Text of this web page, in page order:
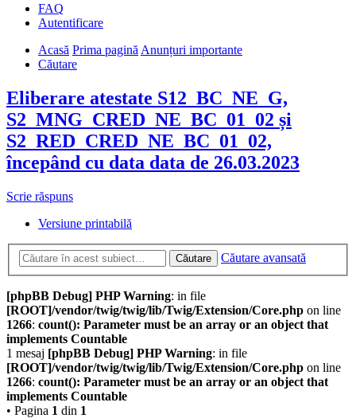
FAQ
Autentificare
Acasă Prima paginăAnunțuri importante
Căutare
Eliberare atestate S12_BC_NE_G,
S2_MNG_CRED_NE_BC_01_02 și
S2_RED_CRED_NE_BC_01_02,
începând cu data data de 26.03.2023
Scrie răspuns
Versiune printabilă
Căutare Căutare avansată
[phpBB Debug] PHP Warning: in file
[ROOT]/vendor/twig/twig/lib/Twig/Extension/Core.php on line
1266: count(): Parameter must be an array or an object that
implements Countable
1 mesaj [phpBB Debug] PHP Warning: in file
[ROOT]/vendor/twig/twig/lib/Twig/Extension/Core.php on line
1266: count(): Parameter must be an array or an object that
implements Countable
• Pagina 1 din 1